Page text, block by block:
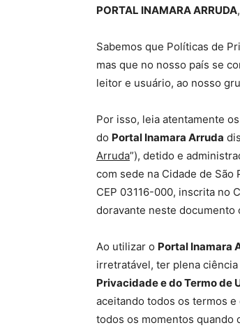
PORTAL INAMARA ARRUDA
Sabemos que Políticas de
mas que no nosso país se
leitor e usuário, ao nosso
Por isso, leia atentamente
do Portal Inamara Arruda
Arruda”), detido e
com sede na Cidade de São
CEP 03116-000, inscrita no
doravante neste documento
Ao utilizar o Portal Inamara
irretratável, ter plena
Privacidade e do Termo de
aceitando todos os termos
todos os momentos quando